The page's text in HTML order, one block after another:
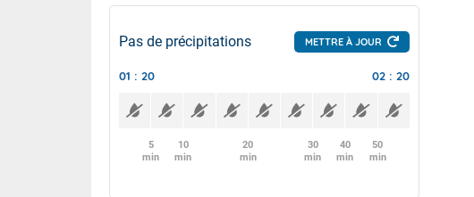
Pas de précipitations METTRE À JOUR
01 : 20 02 : 20
5
min
10
min
20
min
30
min
40
min
50
min